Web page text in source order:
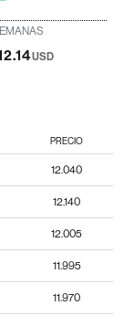
USD
PRECIO
12.040
12.140
12.005
11.995
11.970